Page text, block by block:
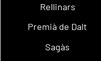
Rellinars
Premià de Dalt
Sagàs